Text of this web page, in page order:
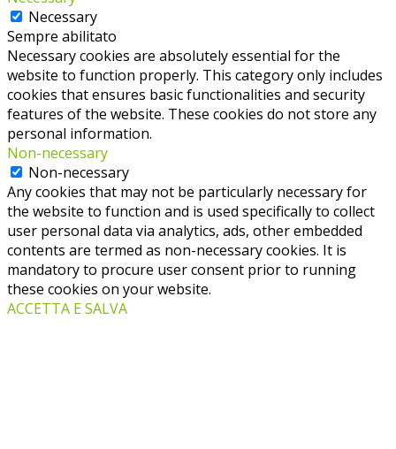
Necessary
Sempre abilitato
Necessary cookies are absolutely essential for the
website to function properly. This category only includes
cookies that ensures basic functionalities and security
features of the website. These cookies do not store any
personal information.
Non-necessary
Non-necessary
Any cookies that may not be particularly necessary for
the website to function and is used specifically to collect
user personal data via analytics, ads, other embedded
contents are termed as non-necessary cookies. It is
mandatory to procure user consent prior to running
these cookies on your website.
ACCETTA E SALVA